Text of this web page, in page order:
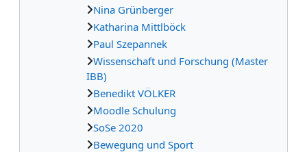
Nina Grünberger
Katharina Mittlböck
Paul Szepannek
Wissenschaft und Forschung (Master
IBB)
Benedikt VÖLKER
Moodle Schulung
SoSe 2020
Bewegung und Sport